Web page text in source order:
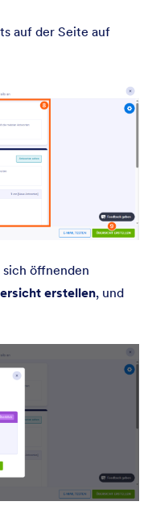
auf der Seite auf
öffnenden
erstellen, und